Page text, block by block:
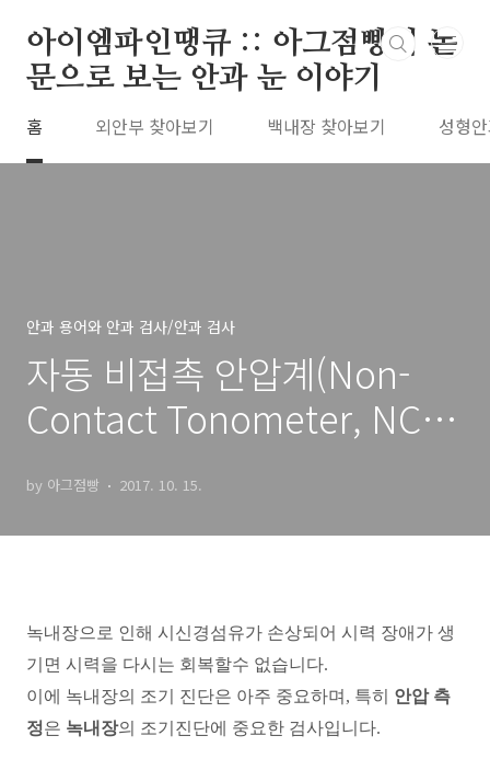
아이엠파인땡큐 :: 아그점빵의 논
문으로 보는 안과 눈 이야기
홈 외안부 찾아보기 백내장 찾아보기 성형
안과 용어와 안과 검사/안과 검사
자동 비접촉 안압계(Non-
Contact Tonometer, NCT)
by 아그점빵 2017. 10. 15.
녹내장으로 인해 시신경섬유가 손상되어 시력 장애가 생
기면 시력을 다시는 회복할수 없습니다.
이에 녹내장의 조기 진단은 아주 중요하며, 특히 안압 측
정은 녹내장의 조기진단에 중요한 검사입니다.